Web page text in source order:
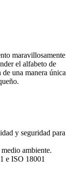
maravillosamente
el alfabeto de
una manera única
y seguridad para
ambiente.
e ISO 18001